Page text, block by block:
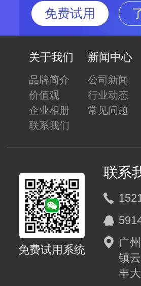
免费试用
关于我们
品牌简介
价值观
企业相册
联系我们
新闻中心
公司新闻
行业动态
常见问题
免费试用系统
联系
广
镇
丰